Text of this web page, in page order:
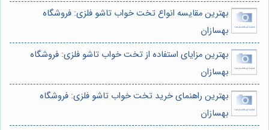
بهترین مقایسه انواع تخت خواب تاشو فلزی: فروشگاه
بهسازان
بهترین مزایای استفاده از تخت خواب تاشو فلزی: فروشگاه
بهسازان
بهترین راهنمای خرید تخت خواب تاشو فلزی: فروشگاه
بهسازان